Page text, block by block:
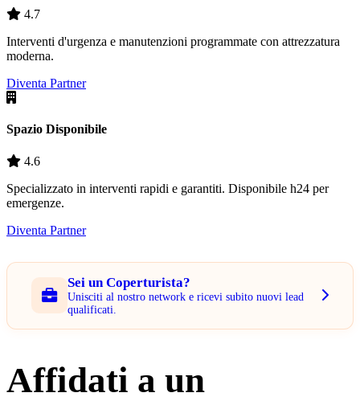
4.7
Interventi d'urgenza e manutenzioni programmate con attrezzatura
moderna.
Diventa Partner
Spazio Disponibile
4.6
Specializzato in interventi rapidi e garantiti. Disponibile h24 per
emergenze.
Diventa Partner
Sei un Coperturista?
Unisciti al nostro network e ricevi subito nuovi lead
qualificati.
Affidati a un